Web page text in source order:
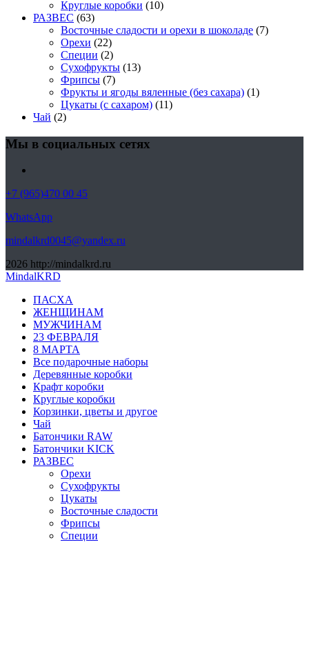
Круглые коробки (10)
РАЗВЕС (63)
Восточные сладости и орехи в шоколаде (7)
Орехи (22)
Специи (2)
Сухофрукты (13)
Фрипсы (7)
Фрукты и ягоды вяленные (без сахара) (1)
Цукаты (с сахаром) (11)
Чай (2)
Мы в социальных сетях
+7 (965)470 00 45
WhatsApp
mindalkrd0045@yandex.ru
2026 http://mindalkrd.ru
MindalKRD
ПАСХА
ЖЕНЩИНАМ
МУЖЧИНАМ
23 ФЕВРАЛЯ
8 МАРТА
Все подарочные наборы
Деревянные коробки
Крафт коробки
Круглые коробки
Корзинки, цветы и другое
Чай
Батончики RAW
Батончики KICK
РАЗВЕС
Орехи
Сухофрукты
Цукаты
Восточные сладости
Фрипсы
Специи